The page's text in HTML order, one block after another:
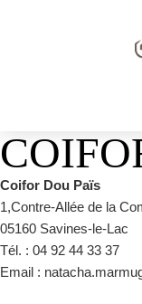
Coifor Dou Païs
1,Contre-Allée de la
05160 Savines-le-Lac
Tél. : 04 92 44 33 37
Email :